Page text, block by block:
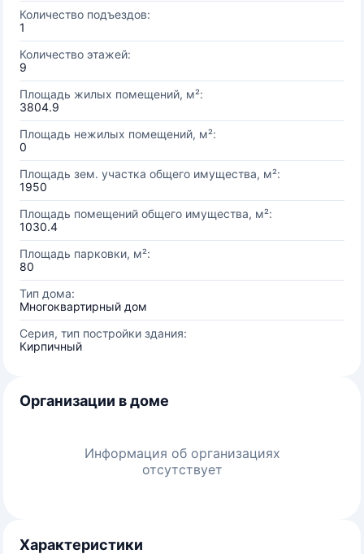
Количество подъездов:
1
Количество этажей:
9
Площадь жилых помещений, м²:
3804.9
Площадь нежилых помещений, м²:
0
Площадь зем. участка общего имущества, м²:
1950
Площадь помещений общего имущества, м²:
1030.4
Площадь парковки, м²:
80
Тип дома:
Многоквартирный дом
Серия, тип постройки здания:
Кирпичный
Организации в доме
Информация об организациях
отсутствует
Характеристики